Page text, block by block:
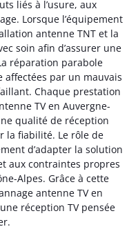
liés à l’usure, aux
Lorsque l’équipement
antenne TNT et la
soin afin d’assurer une
réparation parabole
par un mauvais
Chaque prestation
TV en Auvergne-
qualité de réception
la fiabilité. Le rôle de
d’adapter la solution
aux contraintes propres
Alpes. Grâce à cette
antenne TV en
réception TV pensée